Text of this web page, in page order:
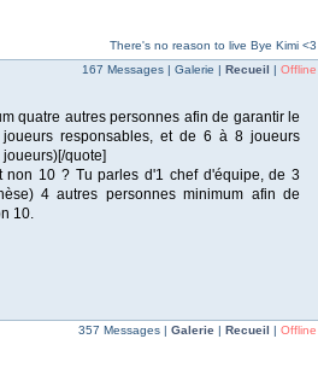
There's no reason to live Bye Kimi <3
167 Messages | Galerie | Recueil | Offline
quatre autres personnes afin de garantir le
responsables, et de 6 à 8 joueurs
quote]
10 ? Tu parles d'1 chef d'équipe, de 3
4 autres personnes minimum afin de
10.
357 Messages | Galerie | Recueil | Offline